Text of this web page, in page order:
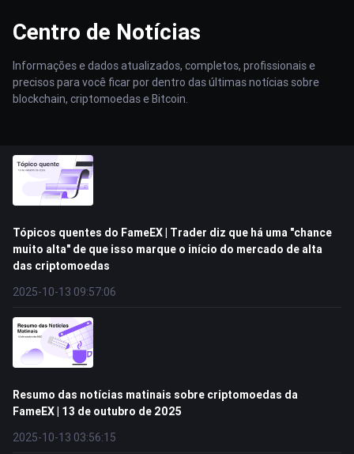
Centro de Notícias
Informações e dados atualizados, completos, profissionais e
precisos para você ficar por dentro das últimas notícias sobre
blockchain, criptomoedas e Bitcoin.
Tópicos quentes do FameEX | Trader diz que há uma "chance
muito alta" de que isso marque o início do mercado de alta
das criptomoedas
2025-10-13 09:57:06
Resumo das notícias matinais sobre criptomoedas da
FameEX | 13 de outubro de 2025
2025-10-13 03:56:15